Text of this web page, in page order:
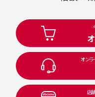
オンラ
店